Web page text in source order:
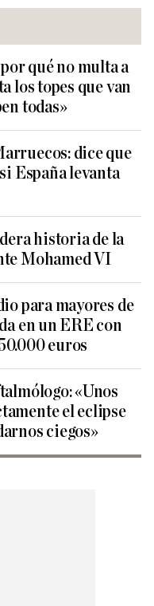
qué no multa a
los topes que van
todas»
dice que
España levanta
historia de la
Mohamed VI
para mayores de
en un ERE con
euros
«Unos
el eclipse
ciegos»